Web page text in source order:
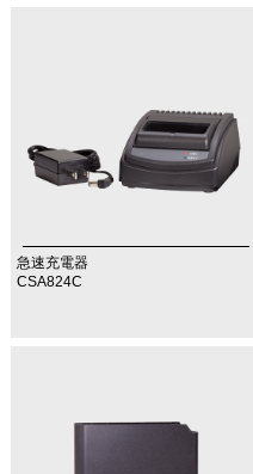
急速充電器
CSA824C